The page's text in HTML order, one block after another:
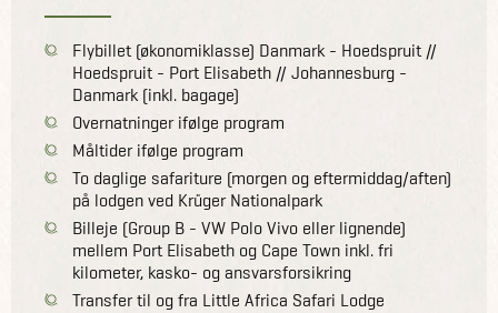
Flybillet (økonomiklasse) Danmark - Hoedspruit //
Hoedspruit - Port Elisabeth // Johannesburg -
Danmark (inkl. bagage)
Overnatninger ifølge program
Måltider ifølge program
To daglige safariture (morgen og eftermiddag/aften)
på lodgen ved Krüger Nationalpark
Billeje (Group B - VW Polo Vivo eller lignende)
mellem Port Elisabeth og Cape Town inkl. fri
kilometer, kasko- og ansvarsforsikring
Transfer til og fra Little Africa Safari Lodge